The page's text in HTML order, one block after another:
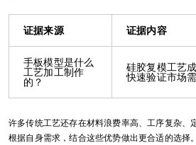
证据来源 证据内容
手板模型是什么
工艺加工制作
的？
硅胶复模工艺
快速验证市场
许多传统工艺还存在材料浪费率高、工序复杂、
根据自身需求，结合这些优势做出更合适的选择。